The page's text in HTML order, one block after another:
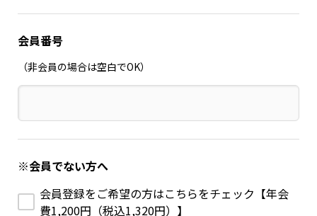
会員番号
（非会員の場合は空白でOK）
※会員でない方へ
会員登録をご希望の方はこちらをチェック【年会
費1,200円（税込1,320円）】